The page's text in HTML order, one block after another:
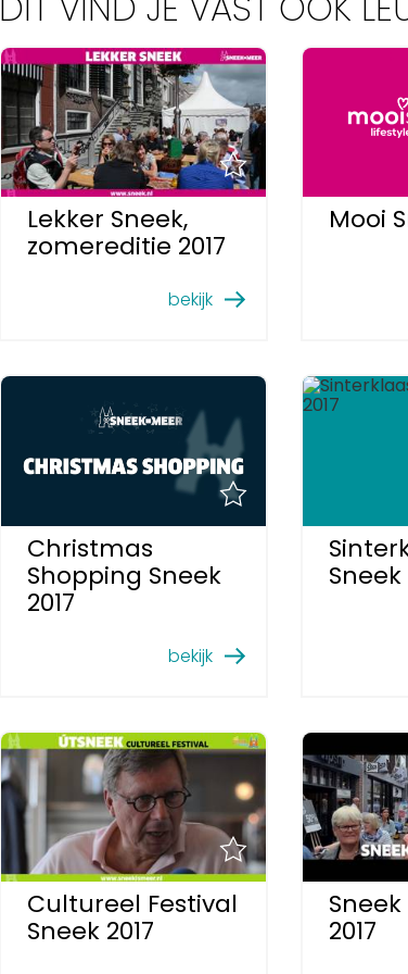
Lekker Sneek,
zomereditie 2017
bekijk
Mooi
Christmas
Shopping Sneek
2017
bekijk
Sneek
Cultureel Festival
Sneek 2017
2017